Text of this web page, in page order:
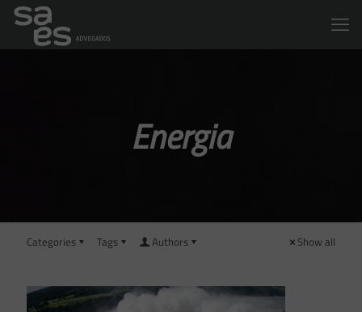
Energia
Categories Tags Authors Show all